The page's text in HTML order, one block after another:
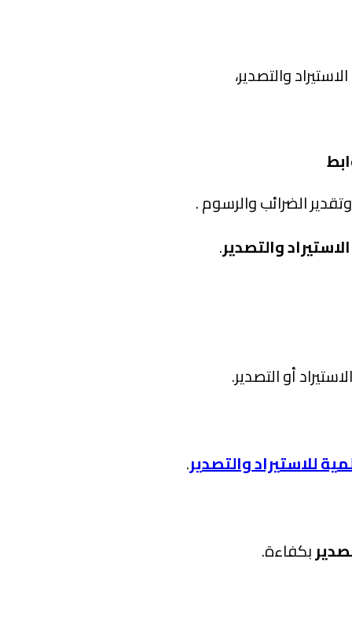
والتصدير،
الضرائب والرسوم .
الاستيراد والتصدير.
أو التصدير.
للاستيراد والتصدير.
بكفاءة.